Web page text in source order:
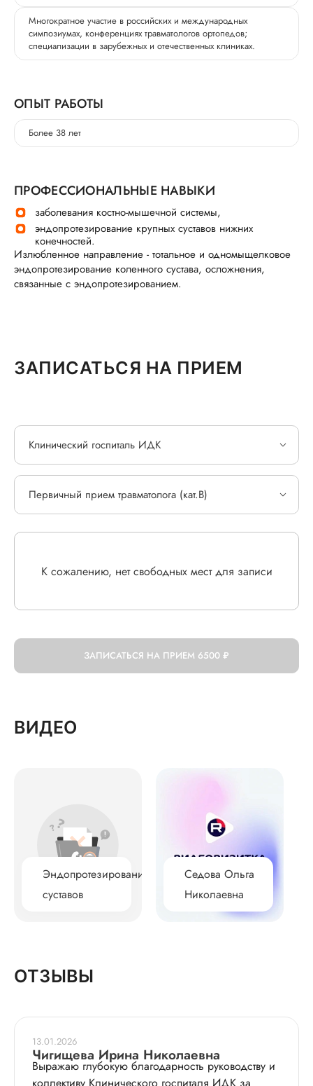
Многократное участие в российских и международных
симпозиумах, конференциях травматологов ортопедов;
специализации в зарубежных и отечественных клиниках.
ОПЫТ РАБОТЫ
Более 38 лет
ПРОФЕССИОНАЛЬНЫЕ НАВЫКИ
заболевания костно-мышечной системы,
эндопротезирование крупных суставов нижних
конечностей.
Излюбленное направление - тотальное и одномыщелковое
эндопротезирование коленного сустава, осложнения,
связанные с эндопротезированием.
ЗАПИСАТЬСЯ НА ПРИЕМ
К сожалению, нет свободных мест для записи
Клинический госпиталь ИДК
Первичный прием травматолога (кат.В)
ЗАПИСАТЬСЯ НА ПРИЕМ 6500 ₽
ВИДЕО
Эндопротезирование
суставов
Седова Ольга
Николаевна
ОТЗЫВЫ
13.01.2026
Чигищева Ирина Николаевна
Выражаю глубокую благодарность руководству и